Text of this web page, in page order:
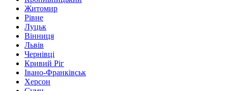
Житомир
Рівне
Луцьк
Вінниця
Львів
Чернівці
Кривий Ріг
Івано-Франківськ
Херсон